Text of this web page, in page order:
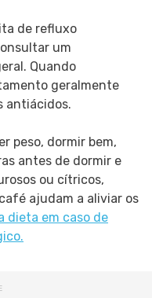
de refluxo
um
Quando
geralmente
antiácidos.
peso, dormir bem,
antes de dormir e
ou cítricos,
ajudam a aliviar os
dieta em caso de